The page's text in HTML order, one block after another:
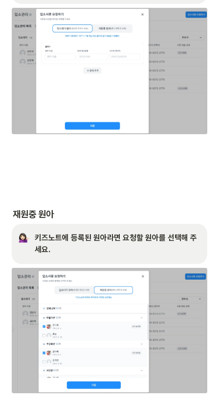
재원중 원아
키즈노트에 등록된 원아라면 요청할 원아를 선택해 주
세요.